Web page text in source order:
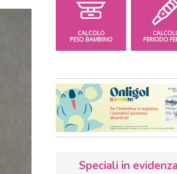
CALCOLO
PESO BAMBINO PERIODO
Speciali in evidenza